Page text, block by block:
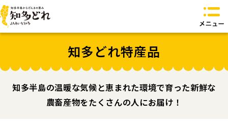
知多どれとは？
知多どれ特産品
知多どれ食卓
お問い合わせ
トップページへ
知多どれ特産品
知多半島の温暖な気候と恵まれた環境で育った新鮮な
農畜産物をたくさんの人にお届け！